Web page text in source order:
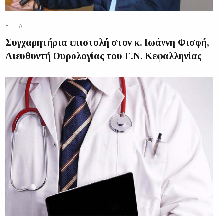
ΥΓΕΊΑ
Συγχαρητήρια επιστολή στον κ. Ιωάννη Φισφή,
Διευθυντή Ουρολογίας του Γ.Ν. Κεφαλληνίας